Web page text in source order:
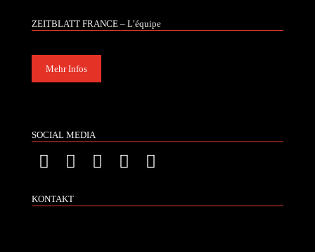
ZEITBLATT FRANCE – L’équipe
Mehr Infos
SOCIAL MEDIA
KONTAKT